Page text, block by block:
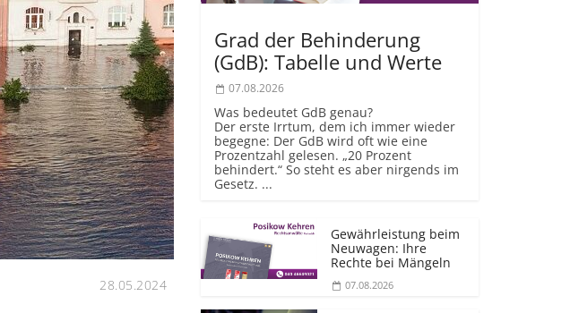
28.05.2024
Grad der Behinderung
(GdB): Tabelle und Werte
07.08.2026
Was bedeutet GdB genau?
Der erste Irrtum, dem ich immer wieder
begegne: Der GdB wird oft wie eine
Prozentzahl gelesen. „20 Prozent
behindert.“ So steht es aber nirgends im
Gesetz. ...
Gewährleistung beim
Neuwagen: Ihre
Rechte bei Mängeln
07.08.2026